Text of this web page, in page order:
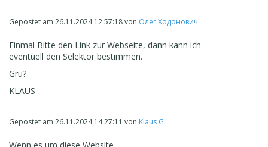
Gepostet am 26.11.2024 12:57:18von Олег Ходонович
Einmal Bitte den Link zur Webseite, dann kann ich
eventuell den Selektor bestimmen.
Gru?
KLAUS
Gepostet am 26.11.2024 14:27:11 von Klaus G.
Wenn es um diese Website